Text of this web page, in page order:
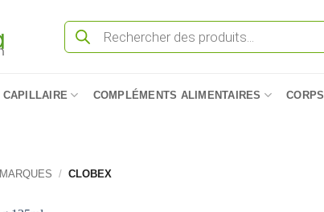
Recherche
produits
CAPILLAIRE COMPLÉMENTS ALIMENTAIRES CORPS
MARQUES / CLOBEX